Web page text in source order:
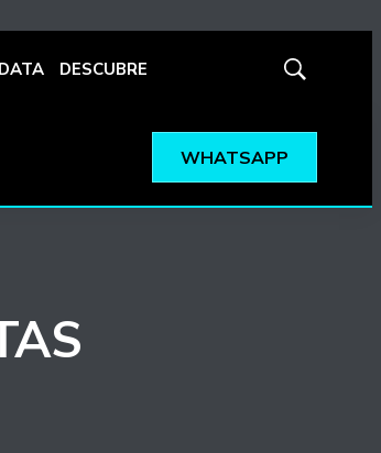
DATA DESCUBRE
Mostrar
WHATSAPP